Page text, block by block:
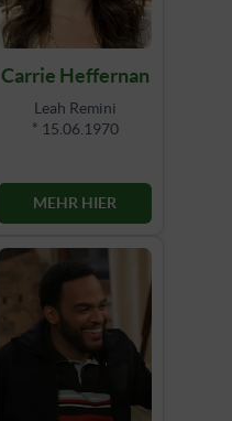
Carrie Heffernan
Leah Remini
* 15.06.1970
MEHR HIER